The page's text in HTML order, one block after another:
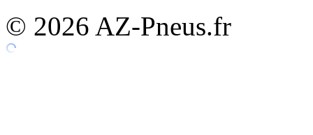
© 2026 AZ-Pneus.fr